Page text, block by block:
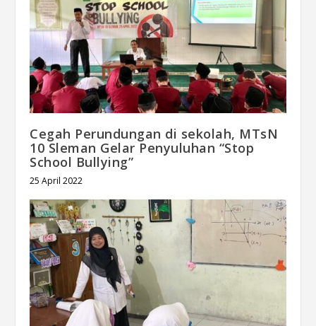
Cegah Perundungan di sekolah, MTsN
10 Sleman Gelar Penyuluhan “Stop
School Bullying”
25 April 2022